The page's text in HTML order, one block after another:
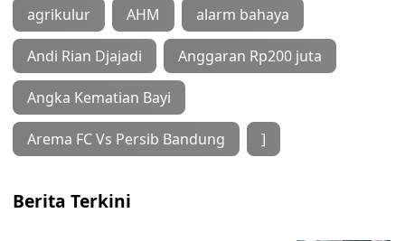
agrikulur AHM alarm bahaya
Andi Rian Djajadi Anggaran Rp200 juta
Angka Kematian Bayi
Arema FC Vs Persib Bandung ]
Berita Terkini